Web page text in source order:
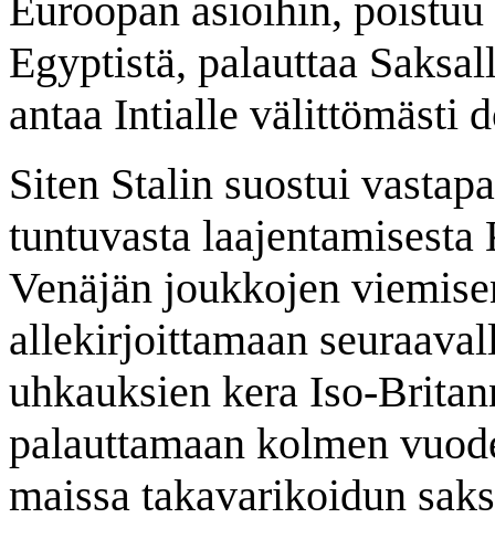
Euroopan asioihin,
Egyptistä, palauttaa
antaa Intialle välittömästi
Siten Stalin suostui
tuntuvasta
Venäjän joukkojen
allekirjoittamaan
uhkauksien kera Iso-
palauttamaan kolmen
maissa takavarikoidun